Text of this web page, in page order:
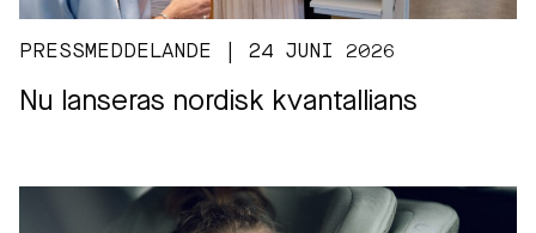
PRESSMEDDELANDE | 24 JUNI 2026
Nu lanseras nordisk kvantallians